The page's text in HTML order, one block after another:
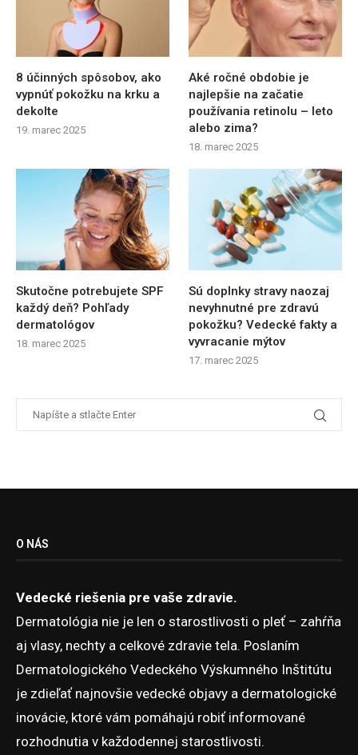
8 účinných spôsobov, ako
vypnúť pokožku na krku a
dekolte
19. marec 2025
Aké ročné obdobie je
najlepšie na začatie
používania retinolu – leto
alebo zima?
18. marec 2025
Skutočne potrebujete SPF
každý deň? Pohľady
dermatológov
18. marec 2025
Sú doplnky stravy naozaj
nevyhnutné pre zdravú
pokožku? Vedecké fakty a
vyvracanie mýtov
17. marec 2025
O NÁS
Vedecké riešenia pre vaše zdravie.
Dermatológia nie je len o starostlivosti o pleť – zahŕňa
aj vlasy, nechty a celkové zdravie tela. Poslaním
Dermatologického Vedeckého Výskumného Inštitútu
je zdieľať najnovšie vedecké objavy a dermatologické
inovácie, ktoré vám pomáhajú robiť informované
rozhodnutia v každodennej starostlivosti.